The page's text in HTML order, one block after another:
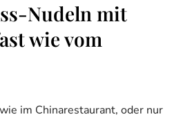
Nudeln mit
wie vom
im Chinarestaurant, oder nur